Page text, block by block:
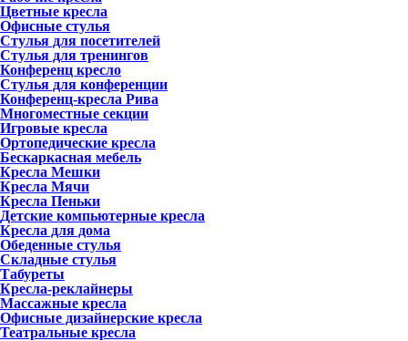
Цветные кресла
Офисные стулья
Стулья для посетителей
Стулья для тренингов
Конференц кресло
Стулья для конференции
Конференц-кресла Рива
Многоместные секции
Игровые кресла
Ортопедические кресла
Бескаркасная мебель
Кресла Мешки
Кресла Мячи
Кресла Пеньки
Детские компьютерные кресла
Кресла для дома
Обеденные стулья
Складные стулья
Табуреты
Кресла-реклайнеры
Массажные кресла
Офисные дизайнерские кресла
Театральные кресла